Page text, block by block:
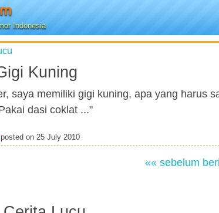
Indonesia
Kuning
saya memiliki gigi kuning, apa yang harus
dasi coklat ..."
on 25 July 2010
«« sebelum